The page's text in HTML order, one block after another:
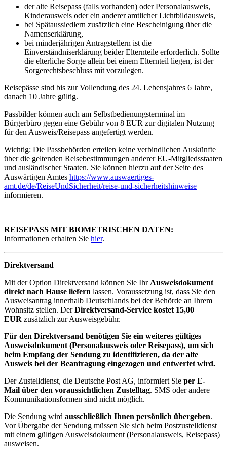
der alte Reisepass (falls vorhanden) oder Personalausweis,
Kinderausweis oder ein anderer amtlicher Lichtbildausweis,
bei Spätaussiedlern zusätzlich eine Bescheinigung über die
Namenserklärung,
bei minderjährigen Antragstellern ist die
Einverständniserklärung beider Elternteile erforderlich. Sollte
die elterliche Sorge allein bei einem Elternteil liegen, ist der
Sorgerechtsbeschluss mit vorzulegen.
Reisepässe sind bis zur Vollendung des 24. Lebensjahres 6 Jahre,
danach 10 Jahre gültig.
Passbilder können auch am Selbstbedienungsterminal im
Bürgerbüro gegen eine Gebühr von 8 EUR zur digitalen Nutzung
für den Ausweis/Reisepass angefertigt werden.
Wichtig: Die Passbehörden erteilen keine verbindlichen Auskünfte
über die geltenden Reisebestimmungen anderer EU-Mitgliedsstaaten
und ausländischer Staaten. Sie können hierzu auf der Seite des
Auswärtigen Amtes https://www.auswaertiges-
amt.de/de/ReiseUndSicherheit/reise-und-sicherheitshinweise
informieren.
REISEPASS MIT BIOMETRISCHEN DATEN:
Informationen erhalten Sie hier.
Direktversand
Mit der Option Direktversand können Sie Ihr Ausweisdokument
direkt nach Hause liefern lassen. Voraussetzung ist, dass Sie den
Ausweisantrag innerhalb Deutschlands bei der Behörde an Ihrem
Wohnsitz stellen. DerDirektversand-Service kostet 15,00
EUR zusätzlich zur Ausweisgebühr.
Für den Direktversand benötigen Sie ein weiteres gültiges
Ausweisdokument (Personalausweis oder Reisepass), um sich
beim Empfang der Sendung zu identifizieren, da der alte
Ausweis bei der Beantragung eingezogen und entwertet wird.
Der Zustelldienst, die Deutsche Post AG, informiert Sie per E-
Mail über den voraussichtlichen Zustelltag. SMS oder andere
Kommunikationsformen sind nicht möglich.
Die Sendung wird ausschließlich Ihnen persönlich übergeben.
Vor Übergabe der Sendung müssen Sie sich beim Postzustelldienst
mit einem gültigen Ausweisdokument (Personalausweis, Reisepass)
ausweisen.